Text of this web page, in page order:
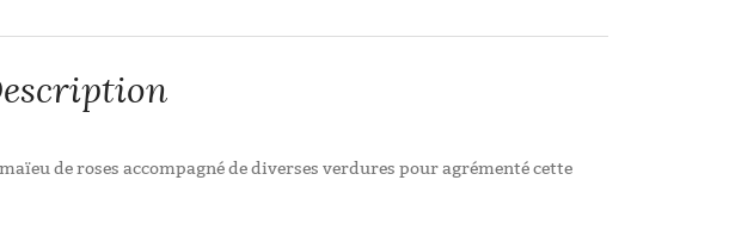
de roses accompagné de diverses verdures pour agrémenté cette